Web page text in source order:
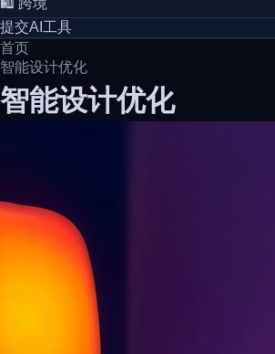
🛍️ 跨境
提交AI工具
首页
智能设计优化
智能设计优化